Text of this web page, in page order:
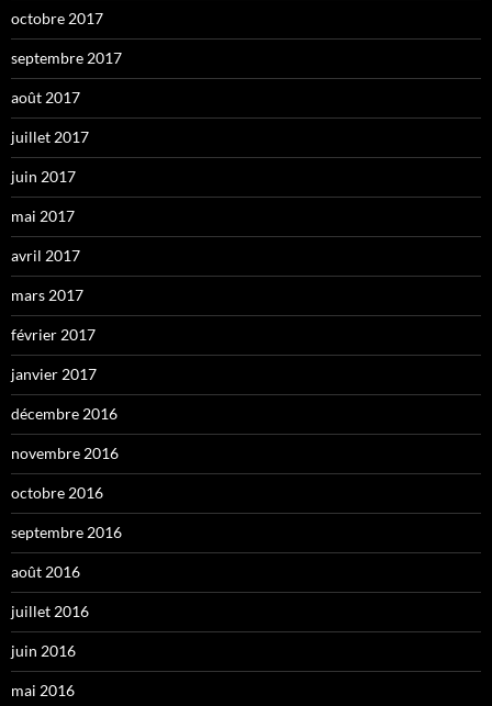
octobre 2017
septembre 2017
août 2017
juillet 2017
juin 2017
mai 2017
avril 2017
mars 2017
février 2017
janvier 2017
décembre 2016
novembre 2016
octobre 2016
septembre 2016
août 2016
juillet 2016
juin 2016
mai 2016